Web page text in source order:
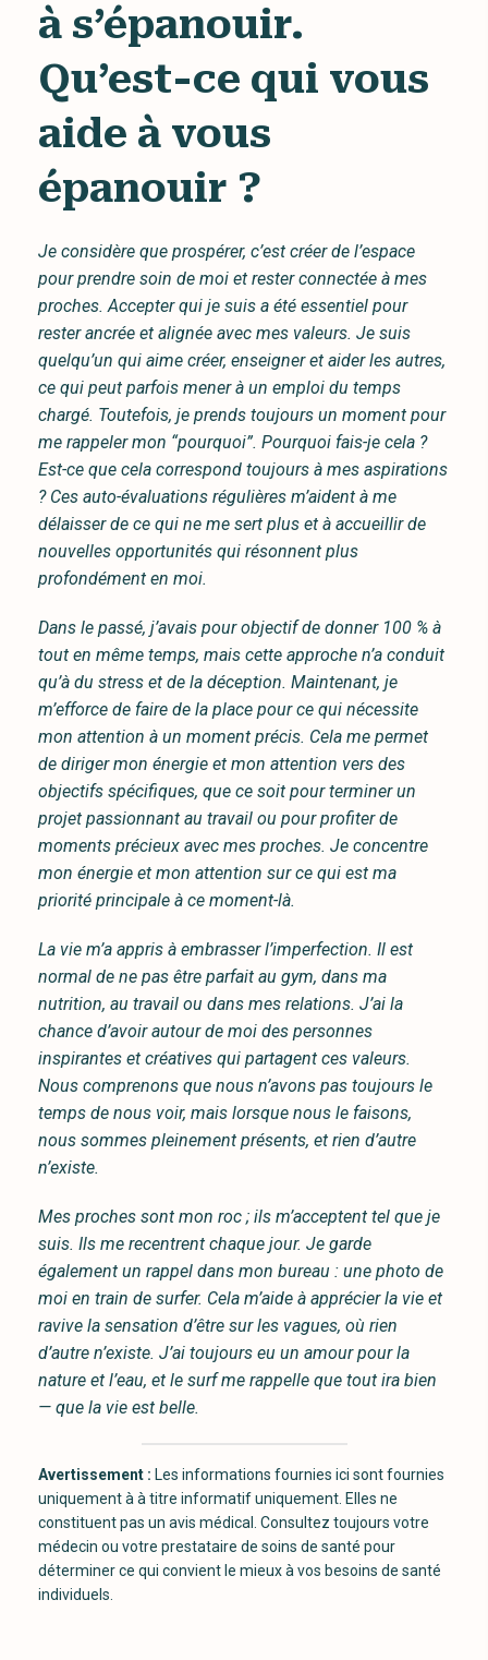
à s’épanouir.
Qu’est-ce qui vous
aide à vous
épanouir ?
Je considère que prospérer, c’est créer de l’espace
pour prendre soin de moi et rester connectée à mes
proches. Accepter qui je suis a été essentiel pour
rester ancrée et alignée avec mes valeurs. Je suis
quelqu’un qui aime créer, enseigner et aider les autres,
ce qui peut parfois mener à un emploi du temps
chargé. Toutefois, je prends toujours un moment pour
me rappeler mon “pourquoi”. Pourquoi fais-je cela ?
Est-ce que cela correspond toujours à mes aspirations
? Ces auto-évaluations régulières m’aident à me
délaisser de ce qui ne me sert plus et à accueillir de
nouvelles opportunités qui résonnent plus
profondément en moi.
Dans le passé, j’avais pour objectif de donner 100 % à
tout en même temps, mais cette approche n’a conduit
qu’à du stress et de la déception. Maintenant, je
m’efforce de faire de la place pour ce qui nécessite
mon attention à un moment précis. Cela me permet
de diriger mon énergie et mon attention vers des
objectifs spécifiques, que ce soit pour terminer un
projet passionnant au travail ou pour profiter de
moments précieux avec mes proches. Je concentre
mon énergie et mon attention sur ce qui est ma
priorité principale à ce moment-là.
La vie m’a appris à embrasser l’imperfection. Il est
normal de ne pas être parfait au gym, dans ma
nutrition, au travail ou dans mes relations. J’ai la
chance d’avoir autour de moi des personnes
inspirantes et créatives qui partagent ces valeurs.
Nous comprenons que nous n’avons pas toujours le
temps de nous voir, mais lorsque nous le faisons,
nous sommes pleinement présents, et rien d’autre
n’existe.
Mes proches sont mon roc ; ils m’acceptent tel que je
suis. Ils me recentrent chaque jour. Je garde
également un rappel dans mon bureau : une photo de
moi en train de surfer. Cela m’aide à apprécier la vie et
ravive la sensation d’être sur les vagues, où rien
d’autre n’existe. J’ai toujours eu un amour pour la
nature et l’eau, et le surf me rappelle que tout ira bien
— que la vie est belle.
Avertissement : Les informations fournies ici sont fournies
uniquement à à titre informatif uniquement. Elles ne
constituent pas un avis médical. Consultez toujours votre
médecin ou votre prestataire de soins de santé pour
déterminer ce qui convient le mieux à vos besoins de santé
individuels.